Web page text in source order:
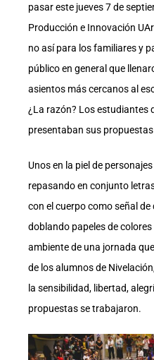
pasar este jueves 7 de
Producción e Innovación
no así para los familiares y
público en general que
asientos más cercanos al
¿La razón? Los estudiantes
presentaban sus
Unos en la piel de
repasando en conjunto
con el cuerpo como señal
doblando papeles de
ambiente de una jornada
de los alumnos de
la sensibilidad, libertad,
propuestas se trabajaron.